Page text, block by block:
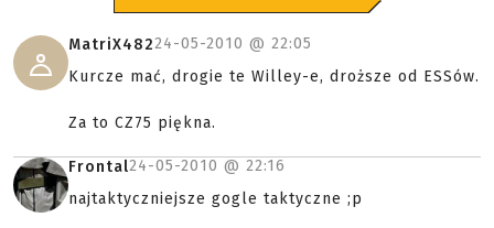
MatriX48224-05-2010 @ 22:05
Kurcze mać, drogie te Willey-e, droższe od ESSów.
Za to CZ75 piękna.
Frontal24-05-2010 @ 22:16
najtaktyczniejsze gogle taktyczne ;p